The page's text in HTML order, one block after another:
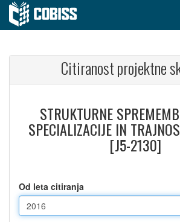
Citiranost projektne
STRUKTURNE
SPECIALIZACIJE IN
[J5-2130]
Od leta citiranja